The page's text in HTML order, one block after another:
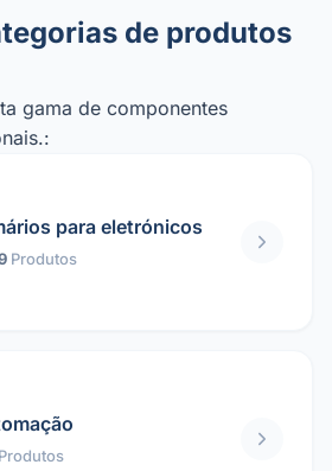
de produtos
gama de componentes
para eletrónicos
Produtos
Produtos